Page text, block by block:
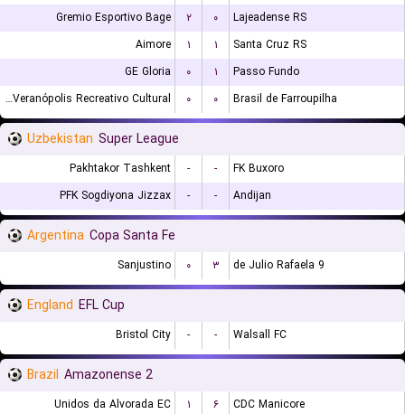
Gremio Esportivo Bage
۲ ۰
Lajeadense RS
Aimore
۱ ۱
Santa Cruz RS
GE Gloria
۰ ۱
Passo Fundo
EC Veranópolis Recreativo Cultural
۰ ۰ Brasil de Farroupilha
Uzbekistan Super League
Pakhtakor Tashkent - -
FK Buxoro
PFK Sogdiyona Jizzax
- - Andijan
Argentina Copa Santa Fe
Sanjustino ۰ ۳ 9 de Julio Rafaela
England EFL Cup
Bristol City - - Walsall FC
Brazil Amazonense 2
Unidos da Alvorada EC ۱ ۶ CDC Manicore